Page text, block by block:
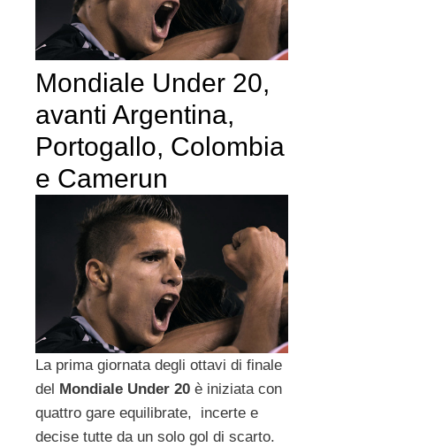
Mondiale Under 20,
avanti Argentina,
Portogallo, Colombia
e Camerun
La prima giornata degli ottavi di finale
del Mondiale Under 20 è iniziata con
quattro gare equilibrate, incerte e
decise tutte da un solo gol di scarto.